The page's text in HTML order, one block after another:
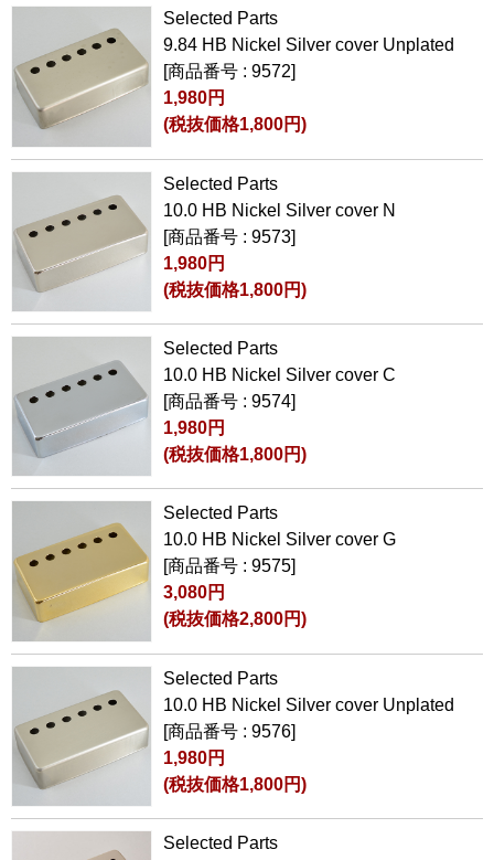
Selected Parts
9.84 HB Nickel Silver cover Unplated
[商品番号 : 9572]
1,980円
(税抜価格1,800円)
Selected Parts
10.0 HB Nickel Silver cover N
[商品番号 : 9573]
1,980円
(税抜価格1,800円)
Selected Parts
10.0 HB Nickel Silver cover C
[商品番号 : 9574]
1,980円
(税抜価格1,800円)
Selected Parts
10.0 HB Nickel Silver cover G
[商品番号 : 9575]
3,080円
(税抜価格2,800円)
Selected Parts
10.0 HB Nickel Silver cover Unplated
[商品番号 : 9576]
1,980円
(税抜価格1,800円)
Selected Parts